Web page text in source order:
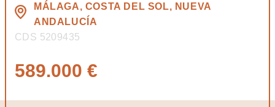
MÁLAGA, COSTA DEL SOL, NUEVA
ANDALUCÍA
CDS 5209435
589.000 €